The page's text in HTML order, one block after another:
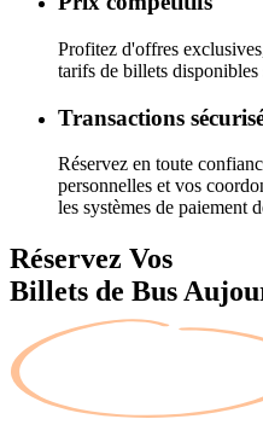
Profitez d'offres
tarifs de billets disponibles
Transactions
Réservez en toute
personnelles et vos
les systèmes de paiement
Réservez Vos
Billets de Bus